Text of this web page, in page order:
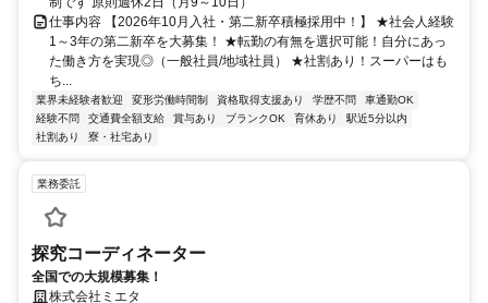
仕事内容 【2026年10月入社・第二新卒積極採用中！】 ★社会人経験
1～3年の第二新卒を大募集！ ★転勤の有無を選択可能！自分にあっ
た働き方を実現◎（一般社員/地域社員） ★社割あり！スーパーはも
ち...
業界未経験者歓迎 変形労働時間制 資格取得支援あり 学歴不問
車通勤OK
経験不問
交通費全額支給 賞与あり ブランクOK 育休あり
駅近5分以内
社割あり
寮・社宅あり
業務委託
探究コーディネーター
全国での大規模募集！
株式会社ミエタ